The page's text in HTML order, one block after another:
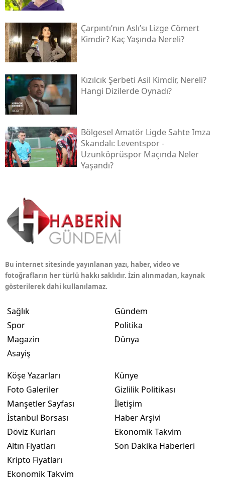
Çarpıntı’nın Aslı’sı Lizge Cömert
Kimdir? Kaç Yaşında Nereli?
Kızılcık Şerbeti Asil Kimdir, Nereli?
Hangi Dizilerde Oynadı?
Bölgesel Amatör Ligde Sahte Imza
Skandalı: Leventspor -
Uzunköprüspor Maçında Neler
Yaşandı?
Bu internet sitesinde yayınlanan yazı, haber, video ve
fotoğrafların her türlü hakkı saklıdır. İzin alınmadan, kaynak
gösterilerek dahi kullanılamaz.
Sağlık
Spor
Magazin
Asayiş
Gündem
Politika
Dünya
Köşe Yazarları
Foto Galeriler
Manşetler Sayfası
İstanbul Borsası
Döviz Kurları
Altın Fiyatları
Kripto Fiyatları
Ekonomik Takvim
Künye
Gizlilik Politikası
İletişim
Haber Arşivi
Ekonomik Takvim
Son Dakika Haberleri